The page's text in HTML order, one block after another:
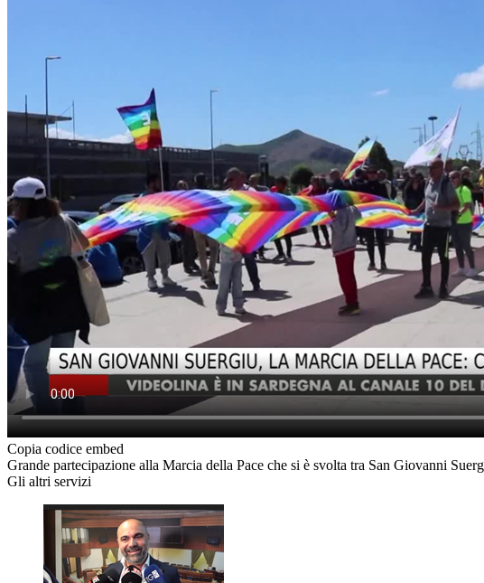
Copia codice embed
Grande partecipazione alla Marcia della Pace che si è svolta tra San Giovanni
Gli altri servizi